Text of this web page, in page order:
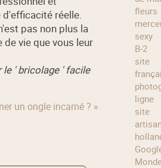
réelle.
pas non plus la
vie que vous leur
le ' bricolage ' facile
un ongle incarné ? »
fleurs
sexy
B-2
site
ligne
site